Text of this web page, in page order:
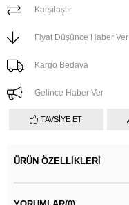
Karşılaştır
Fiyat Düşünce Haber Ver
Kargo Bedava
Gelince Haber Ver
TAVSIYE ET
ÜRÜN ÖZELLIKLERI